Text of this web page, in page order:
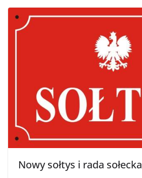
Nowy sołtys i rada sołecka